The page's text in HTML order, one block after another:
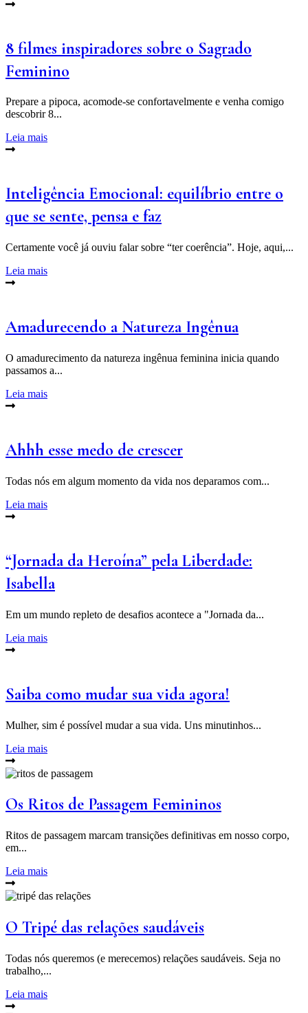
8 filmes inspiradores sobre o Sagrado
Feminino
Prepare a pipoca, acomode-se confortavelmente e venha comigo
descobrir 8...
Leia mais
Inteligência Emocional: equilí­brio entre o
que se sente, pensa e faz
Certamente você já ouviu falar sobre “ter coerência”. Hoje, aqui,...
Leia mais
Amadurecendo a Natureza Ingênua
O amadurecimento da natureza ingênua feminina inicia quando
passamos a...
Leia mais
Ahhh esse medo de crescer
Todas nós em algum momento da vida nos deparamos com...
Leia mais
“Jornada da Heroína” pela Liberdade:
Isabella
Em um mundo repleto de desafios acontece a "Jornada da...
Leia mais
Saiba como mudar sua vida agora!
Mulher, sim é possível mudar a sua vida. Uns minutinhos...
Leia mais
Os Ritos de Passagem Femininos
Ritos de passagem marcam transições definitivas em nosso corpo,
em...
Leia mais
O Tripé das relações saudáveis
Todas nós queremos (e merecemos) relações saudáveis. Seja no
trabalho,...
Leia mais